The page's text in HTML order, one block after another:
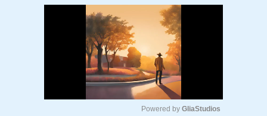
Powered by GliaStudios